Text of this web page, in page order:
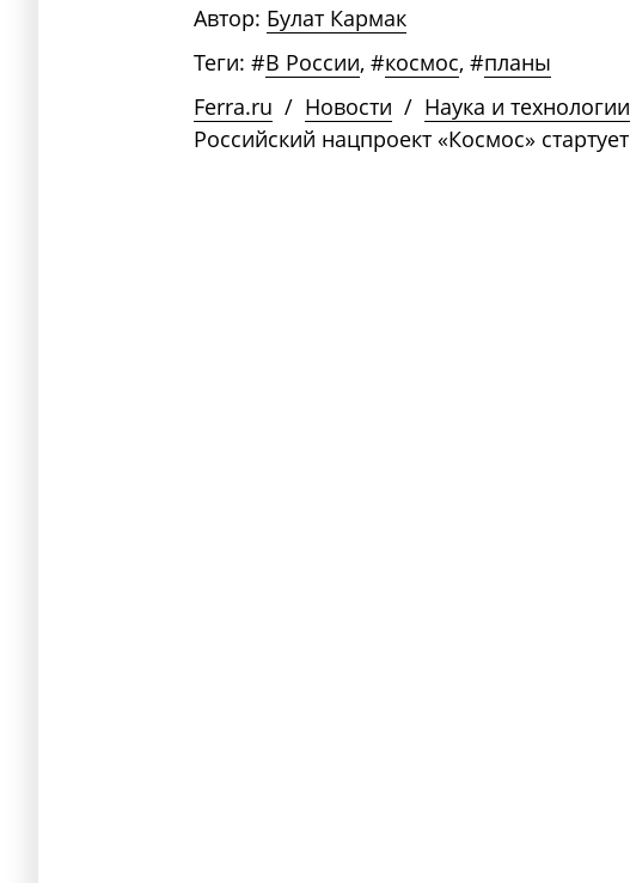
Автор: Булат Кармак
Теги: #В России, #космос, #планы
Ferra.ru / Новости / Наука и технологии
Российский нацпроект «Космос»